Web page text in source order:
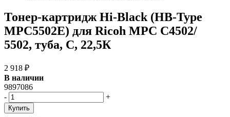
Тонер-картридж Hi-Black (HB-Type
MPC5502E) для Ricoh MPС C4502/
5502, туба, C, 22,5К
2 918 ₽
В наличии
9897086
-
+